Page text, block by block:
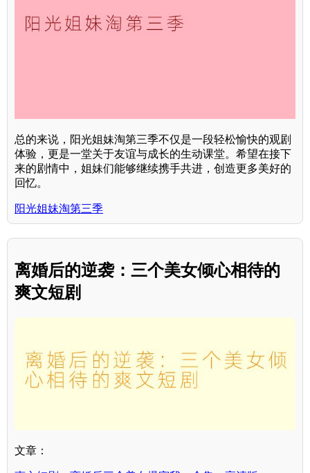
总的来说，阳光姐妹淘第三季不仅是一段轻松愉快的观剧
体验，更是一堂关于友谊与成长的生动课堂。希望在接下
来的剧情中，姐妹们能够继续携手共进，创造更多美好的
回忆。
阳光姐妹淘第三季
离婚后的逆袭：三个美女倾心相待的
爽文短剧
文章：